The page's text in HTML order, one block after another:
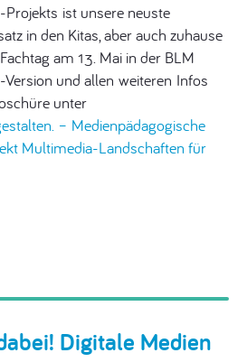
ist unsere neuste
in den Kitas, aber auch zuhause
am 13. Mai in der BLM
und allen weiteren Infos
unter
– Medienpädagogische
Multimedia-Landschaften für
Digitale Medien